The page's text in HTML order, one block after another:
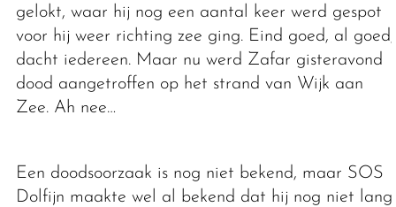
gelokt, waar hij nog een aantal keer werd gespot
voor hij weer richting zee ging. Eind goed, al goed,
dacht iedereen. Maar nu werd Zafar gisteravond
dood aangetroffen op het strand van Wijk aan
Zee. Ah nee…
Een doodsoorzaak is nog niet bekend, maar SOS
Dolfijn maakte wel al bekend dat hij nog niet lang